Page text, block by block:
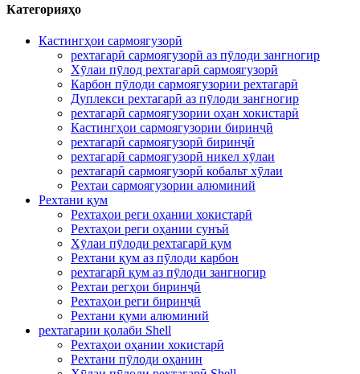
Категорияҳо
Кастингҳои сармоягузорӣ
рехтагарӣ сармоягузорӣ аз пӯлоди зангногир
Хӯлаи пӯлод рехтагарӣ сармоягузорӣ
Карбон пӯлоди сармоягузории рехтагарӣ
Дуплекси рехтагарӣ аз пӯлоди зангногир
рехтагарӣ сармоягузории оҳан хокистарӣ
Кастингҳои сармоягузории биринҷӣ
рехтагарӣ сармоягузорӣ биринҷӣ
рехтагарӣ сармоягузорӣ никел хӯлаи
рехтагарӣ сармоягузорӣ кобальт хӯлаи
Рехтаи сармоягузории алюминий
Рехтани қум
Рехтаҳои реги оҳании хокистарӣ
Рехтаҳои реги оҳании сунъӣ
Хӯлаи пӯлоди рехтагарӣ қум
Рехтани қум аз пӯлоди карбон
рехтагарӣ қум аз пӯлоди зангногир
Рехтаи регҳои биринҷӣ
Рехтаҳои реги биринҷӣ
Рехтани қуми алюминий
рехтагарии қолаби Shell
Рехтаҳои оҳании хокистарӣ
Рехтани пӯлоди оҳанин